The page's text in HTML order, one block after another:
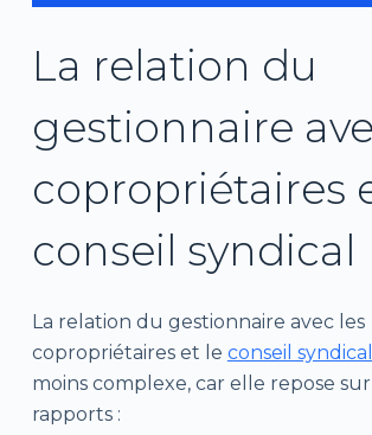
La relation du
gestionnaire
copropriétaires
conseil syndical
La relation du gestionnaire avec les
copropriétaires et le conseil syndical
moins complexe, car elle repose
rapports :